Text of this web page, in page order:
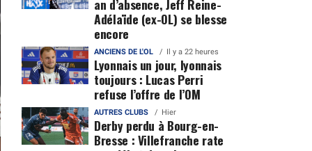
an d’absence, Jeff Reine-
Adélaïde (ex-OL) se blesse
encore
ANCIENS DE L'OL Il y a 22 heures
Lyonnais un jour, lyonnais
toujours : Lucas Perri
refuse l’offre de l’OM
AUTRES CLUBS Hier
Derby perdu à Bourg-en-
Bresse : Villefranche rate